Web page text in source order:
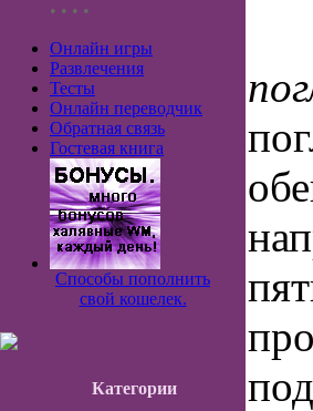
• • • •
Онлайн игры
Развлечения
Тесты
Онлайн переводчик
Обратная связь
Гостевая книга
Способы пополнить
свой кошелек.
Категории